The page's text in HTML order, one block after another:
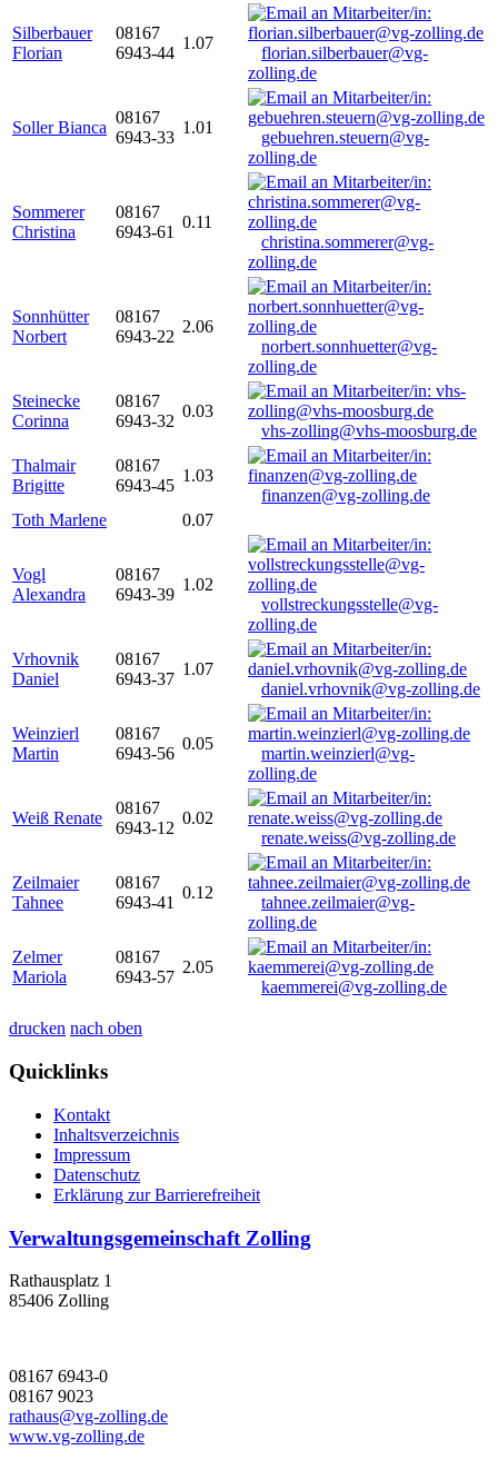
Silberbauer
Florian
08167
6943-44
1.07
florian.silberbauer@vg-
zolling.de
Soller Bianca
08167
6943-33
1.01
gebuehren.steuern@vg-
zolling.de
Sommerer
Christina
08167
6943-61
0.11
christina.sommerer@vg-
zolling.de
Sonnhütter
Norbert
08167
6943-22
2.06
norbert.sonnhuetter@vg-
zolling.de
Steinecke
Corinna
08167
6943-32
0.03
vhs-zolling@vhs-moosburg.de
Thalmair
Brigitte
08167
6943-45
1.03
finanzen@vg-zolling.de
Toth Marlene
0.07
Vogl
Alexandra
08167
6943-39
1.02
vollstreckungsstelle@vg-
zolling.de
Vrhovnik
Daniel
08167
6943-37
1.07
daniel.vrhovnik@vg-zolling.de
Weinzierl
Martin
08167
6943-56
0.05
martin.weinzierl@vg-
zolling.de
Weiß Renate
08167
6943-12
0.02
renate.weiss@vg-zolling.de
Zeilmaier
Tahnee
08167
6943-41
0.12
tahnee.zeilmaier@vg-
zolling.de
Zelmer
Mariola
08167
6943-57
2.05
kaemmerei@vg-zolling.de
drucken nach oben
Quicklinks
Kontakt
Inhaltsverzeichnis
Impressum
Datenschutz
Erklärung zur Barrierefreiheit
Verwaltungsgemeinschaft Zolling
Rathausplatz 1
85406 Zolling
08167 6943-0
08167 9023
rathaus@vg-zolling.de
www.vg-zolling.de